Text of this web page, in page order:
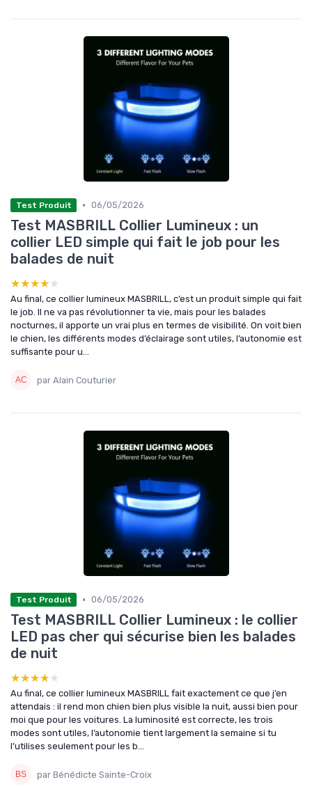
Test Produit • 06/05/2026
Test MASBRILL Collier Lumineux : un
collier LED simple qui fait le job pour les
balades de nuit
★★★★★
★★★★★
Au final, ce collier lumineux MASBRILL, c’est un produit simple qui fait
le job. Il ne va pas révolutionner ta vie, mais pour les balades
nocturnes, il apporte un vrai plus en termes de visibilité. On voit bien
le chien, les différents modes d’éclairage sont utiles, l’autonomie est
suffisante pour u...
par Alain Couturier
Test Produit • 06/05/2026
Test MASBRILL Collier Lumineux : le collier
LED pas cher qui sécurise bien les balades
de nuit
★★★★★
★★★★★
Au final, ce collier lumineux MASBRILL fait exactement ce que j’en
attendais : il rend mon chien bien plus visible la nuit, aussi bien pour
moi que pour les voitures. La luminosité est correcte, les trois
modes sont utiles, l’autonomie tient largement la semaine si tu
l’utilises seulement pour les b...
par Bénédicte Sainte-Croix